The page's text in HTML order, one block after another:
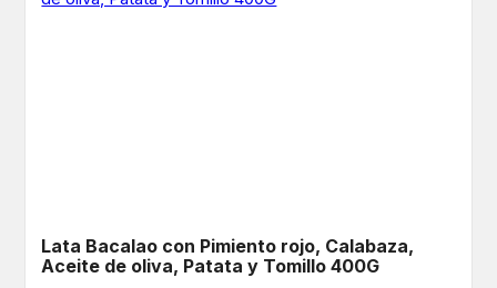
Lata Bacalao con Pimiento rojo, Calabaza,
Aceite de oliva, Patata y Tomillo 400G